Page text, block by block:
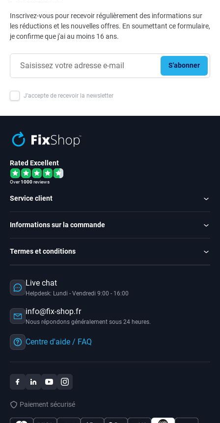
Inscrivez-vous pour recevoir régulièrement des informations sur
les réductions et les nouvelles offres. En soumettant ce formulaire,
je confirme que j'ai au moins 16 ans.
S'abonner
J'accepte de recevoir la newsletter
Rated Excellent
Over1000reviews
Service client
Informations sur la commande
Termes et conditions
Live chat
Helpdesk: Lundi - Vendredi 9:00 - 16:00
info@fix-shop.fr
Nous répondons généralement sous 24 heures.
Centre d'aide / FAQ
Paiement sécurisé